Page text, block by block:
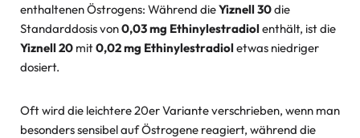
enthaltenen Östrogens: Während dieYiznell 30die
Standarddosis von0,03 mg Ethinylestradiolenthält, ist die
Yiznell 20 mit0,02 mg Ethinylestradioletwas niedriger
dosiert.
Oft wird die leichtere 20er Variante verschrieben, wenn man
besonders sensibel auf Östrogene reagiert, während die